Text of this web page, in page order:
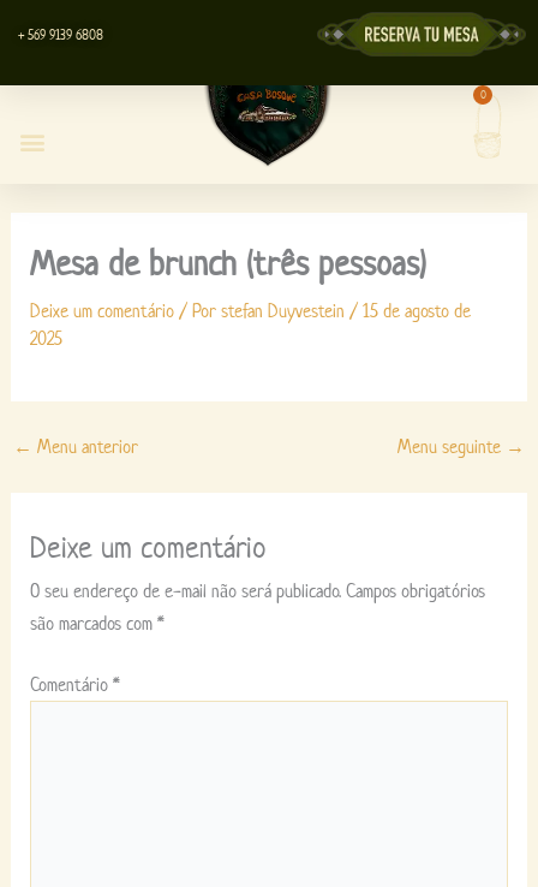
para
o
+ 569 9139 6808
0
Mesa de brunch (três pessoas)
Deixe um comentário / Porstefan Duyvestein/15 de agosto de
2025
← Menu anterior Menu seguinte →
Deixe um comentário
O seu endereço de e-mail não será publicado. Campos obrigatórios
são marcados com*
Comentário*